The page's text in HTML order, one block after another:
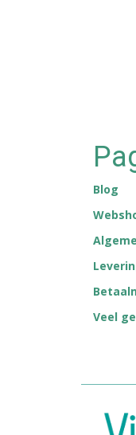
Blog
Veel